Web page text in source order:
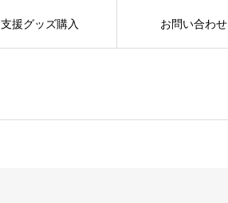
支援グッズ購入 お問い合わせ